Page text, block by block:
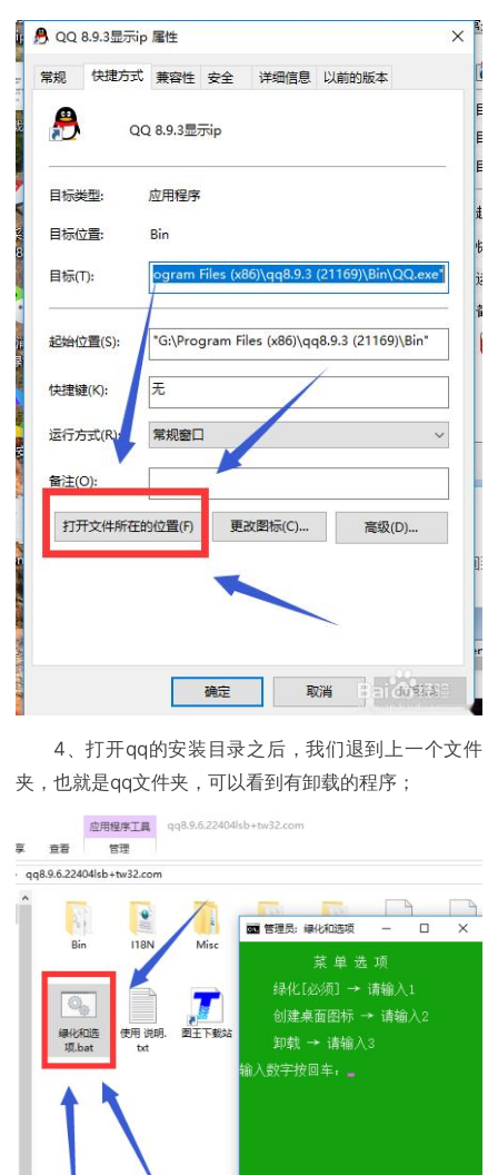
4、打开qq的安装目录之后，我们退到上一个文件
夹，也就是qq文件夹，可以看到有卸载的程序；